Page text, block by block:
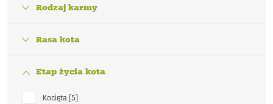
Rodzaj karmy
Rasa kota
Etap życia kota
Kocięta 5